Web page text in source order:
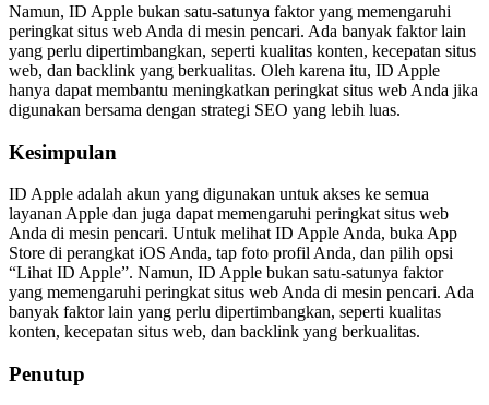
Namun, ID Apple bukan satu-satunya faktor yang memengaruhi
peringkat situs web Anda di mesin pencari. Ada banyak faktor lain
yang perlu dipertimbangkan, seperti kualitas konten, kecepatan situs
web, dan backlink yang berkualitas. Oleh karena itu, ID Apple
hanya dapat membantu meningkatkan peringkat situs web Anda jika
digunakan bersama dengan strategi SEO yang lebih luas.
Kesimpulan
ID Apple adalah akun yang digunakan untuk akses ke semua
layanan Apple dan juga dapat memengaruhi peringkat situs web
Anda di mesin pencari. Untuk melihat ID Apple Anda, buka App
Store di perangkat iOS Anda, tap foto profil Anda, dan pilih opsi
“Lihat ID Apple”. Namun, ID Apple bukan satu-satunya faktor
yang memengaruhi peringkat situs web Anda di mesin pencari. Ada
banyak faktor lain yang perlu dipertimbangkan, seperti kualitas
konten, kecepatan situs web, dan backlink yang berkualitas.
Penutup